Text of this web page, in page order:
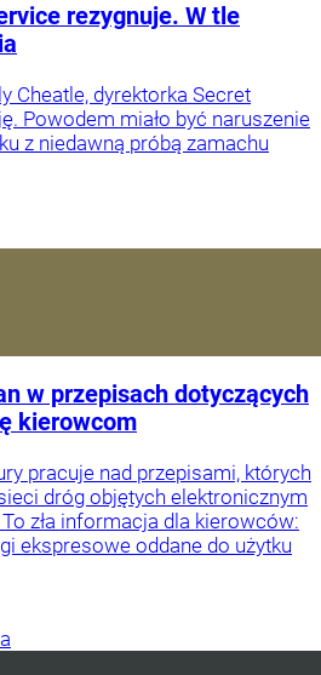
rezygnuje. W tle
Cheatle, dyrektorka Secret
Powodem miało być naruszenie
z niedawną próbą zamachu
w przepisach dotyczących
kierowcom
pracuje nad przepisami, których
dróg objętych elektronicznym
zła informacja dla kierowców:
ekspresowe oddane do użytku